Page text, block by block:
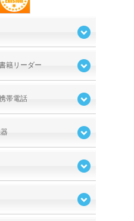
籍リーダー
帯電話